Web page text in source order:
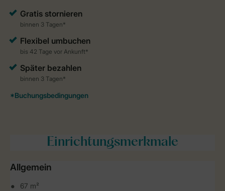
Einrichtungsmerkmale
Allgemein
67 m²